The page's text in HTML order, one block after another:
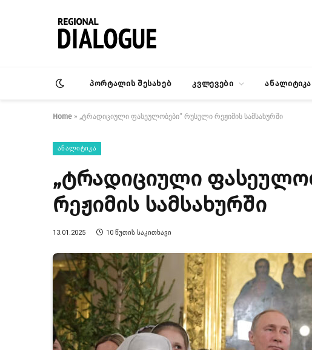
პორტალის შესახებ კვლევები ანალიტიკა
Home » „ტრადიციული ფასეულობები“ რუსული რეჟიმის სამსახურში
ᲐᲜᲐᲚᲘᲢᲘᲙᲐ
„ტრადიციული
რეჟიმის სამსახურში
13.01.2025 10 ᲬᲣᲗᲘᲡ ᲡᲐᲙᲘᲗᲮᲐᲕᲘ